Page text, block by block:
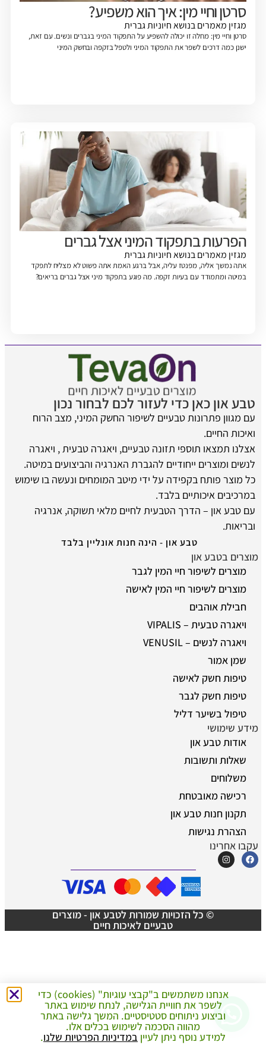
סרטן וחיי מין: איך הוא משפיע?
מגזין מאמרים בנושא חיוניות גברית
סרטן וחיי מין: מחלה זו יכולה להשפיע על התפקוד המיני בגברים ונשים. עם זאת,
ישנן כמה דרכים לשפר את התפקוד המיני ולטפל בזקפה ובחשק המיני
הפרעות בתפקוד המיני אצל גברים
מגזין מאמרים בנושא חיוניות גברית
אתה נמשך אליה, מפנטז עליה, אבל ברגע האמת אתה פשוט לא מצליח לתפקד
במיטה ומתמודד עם בעיות זקפה. מה פוגע בתפקוד מיני אצל גברים בריאים?
טבע און כאן כדי לעזור לכם לבחור נכון
עם מגוון פתרונות טבעיים לשיפור החשק המיני, מצב הרוח
ואיכות החיים.
אצלנו תמצאו תוספי תזונה טבעיים, ויאגרה טבעית , ויאגרה
לנשים ומוצרים ייחודיים להגברת האנרגיה והביצועים במיטה.
כל מוצר פותח בקפידה על ידי מיטב המומחים ונעשה בו שימוש
במרכיבים איכותיים בלבד.
עם טבע און – הדרך הטבעית לחיים מלאי תשוקה, אנרגיה
ובריאות.
טבע און - הינה חנות אונליין בלבד
מוצרים בטבע און
מוצרים לשיפור חיי המין לגבר
מוצרים לשיפור חיי המין לאישה
חבילת אוהבים
ויאגרה טבעית – VIPALIS
ויאגרה לנשים – VENUSIL
שמן אמור
טיפות חשק לאישה
טיפות חשק לגבר
טיפול בשיער דליל
מידע שימושי
אודות טבע און
שאלות ותשובות
משלוחים
רכישה מאובטחת
תקנון חנות טבע און
הצהרת נגישות
עקבו אחרינו
© כל הזכויות שמורות לטבע און - מוצרים
טבעיים לאיכות חיים
צריך עזרה ברכישה?
אנחנו משתמשים ב"קבצי עוגיות" (cookies) כדי
לשפר את חוויית הגלישה, לנתח שימוש באתר
וביצוע ניתוחים סטטיסטיים. המשך גלישה באתר
מהווה הסכמה לשימוש בכלים אלו.
למידע נוסף ניתן לעיין במדיניות הפרטיות שלנו.